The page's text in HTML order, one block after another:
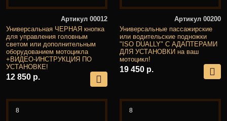
Артикул 00012
Универсальная ЧЕРНАЯ кнопка
для управления головным
светом или дополнительным
оборудованием мотоцикла
+ВИДЕО-ИНСТРУКЦИЯ ПО
УСТАНОВКЕ!
12 850 р.
Артикул 00200
Универсальные пассажирские
или водительские подножки
"ISO DUALLY" С АДАПТЕРАМИ
ДЛЯ УСТАНОВКИ на ваш
мотоцикл!
19 450 р.
8 8